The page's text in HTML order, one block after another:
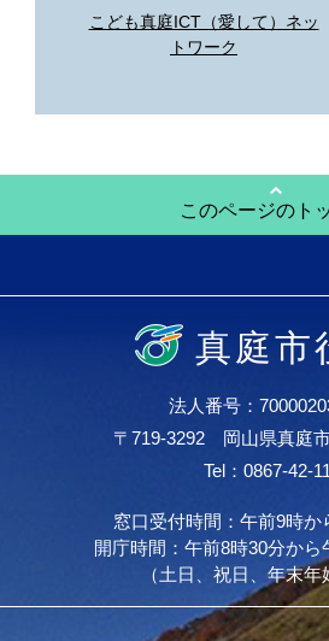
こども真庭ICT（愛して）ネッ
トワーク
このページのト
真庭市
法人番号：
〒719-3292 岡山県真庭
Tel：0867-42-
窓口受付時間：午前9時か
開庁時間：午前8時30分から
（土日、祝日、年末